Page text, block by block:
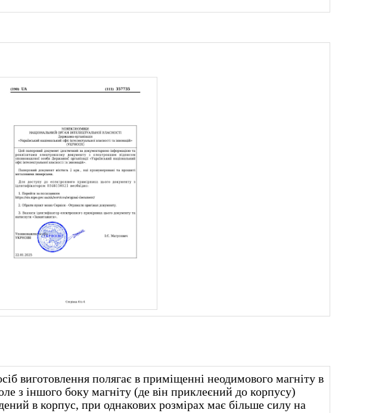
виготовлення полягає в приміщенні неодимового магніту в
з іншого боку магніту (де він приклеєний до корпусу)
в корпус, при однакових розмірах має більше силу на